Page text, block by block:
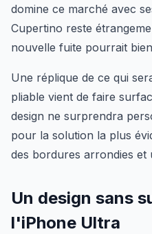
domine ce marché avec
Cupertino reste
nouvelle fuite pourrait
Une réplique de ce qui
pliable vient de faire
design ne surprendra
pour la solution la plus
des bordures arrondies
Un design sans
l'iPhone Ultra